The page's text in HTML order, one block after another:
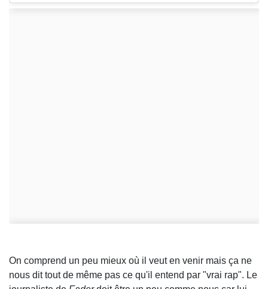
On comprend un peu mieux où il veut en venir mais ça ne
nous dit tout de même pas ce qu'il entend par "vrai rap". Le